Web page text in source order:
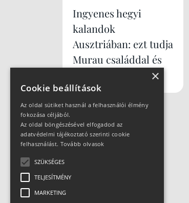
Ingyenes hegyi
kalandok
Ausztriában: ezt tudja
Murau családdal és
×
Cookie beállítások
Az oldal sütiket használ a felhasználói élmény
fokozása céljából.
Az oldal böngészésével elfogadod az
adatvédelmi tájékoztató szerinti cookie
felhasználást. Tovább olvasok
SZÜKSÉGES
TELJESÍTMÉNY
MARKETING